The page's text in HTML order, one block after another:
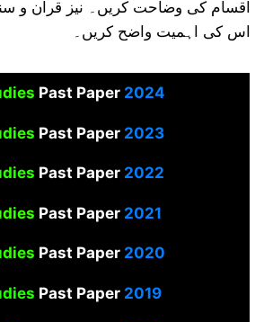
اقسام کی وضاحت کریں۔ نیز قرآن و
اس کی اہمیت واضح کریں۔
Past Paper2024
Past Paper2023
Past Paper 2022
Past Paper 2021
Past Paper2020
Past Paper 2019